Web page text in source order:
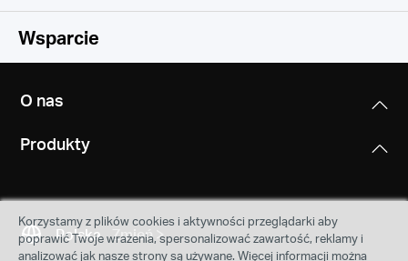
Aplikacja MERCUSYS
Prosta i funkcjonalna
Sieć bezprzewodowa
Wi-Fi 6
IEEE 802.11ax/n/b/g 2,4 GHz
Maksymalna prędkość transmisji
1201Mb/s w paśmie 5 GHz, 574Mb/s w paśmie 2,4 GHz
Router, Access Point
Quality of Service
WMM
Interfejsy
Zawartość opakowania
3-pak
3 jednostki Halo H70X
Wsparcie
O nas
Produkty
Polska Zmień
Korzystamy z plików cookies i aktywności przeglądarki aby
poprawić Twoje wrażenia, spersonalizować zawartość, reklamy i
analizować jak nasze strony są używane. Więcej informacji można